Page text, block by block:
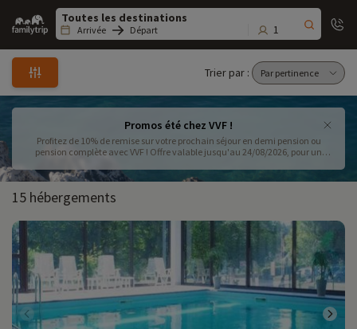
Family
trip
Arrivée Départ 1
Trier par :
Promos été chez VVF !
Profitez de 10% de remise sur votre prochain séjour en demi pension ou
pension complète avec VVF ! Offre valable jusqu'au 24/08/2026, pour un
15 hébergements